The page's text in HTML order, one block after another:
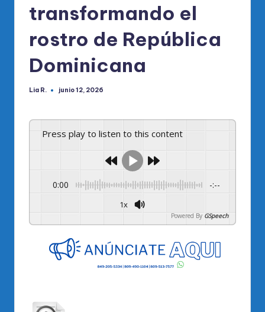
transformando el
rostro de República
Dominicana
Publicado
Lia R. junio 12, 2026
Press play to listen to this content
0:00 -:--
1x
Powered By GSpeech